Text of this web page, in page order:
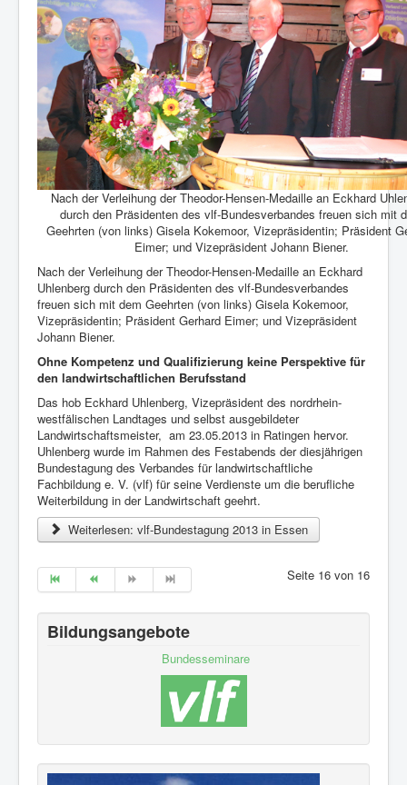
Nach der Verleihung der Theodor-Hensen-Medaille an Eckhard
durch den Präsidenten des vlf-Bundesverbandes freuen sich mit
Geehrten (von links) Gisela Kokemoor, Vizepräsidentin; Präsident
Eimer; und Vizepräsident Johann Biener.
Nach der Verleihung der Theodor-Hensen-Medaille an Eckhard
Uhlenberg durch den Präsidenten des vlf-Bundesverbandes
freuen sich mit dem Geehrten (von links) Gisela Kokemoor,
Vizepräsidentin; Präsident Gerhard Eimer; und Vizepräsident
Johann Biener.
Ohne Kompetenz und Qualifizierung keine Perspektive für
den landwirtschaftlichen Berufsstand
Das hob Eckhard Uhlenberg, Vizepräsident des nordrhein-
westfälischen Landtages und selbst ausgebildeter
Landwirtschaftsmeister, am 23.05.2013 in Ratingen hervor.
Uhlenberg wurde im Rahmen des Festabends der diesjährigen
Bundestagung des Verbandes für landwirtschaftliche
Fachbildung e. V. (vlf) für seine Verdienste um die berufliche
Weiterbildung in der Landwirtschaft geehrt.
Weiterlesen: vlf-Bundestagung 2013 in Essen
Seite 16 von 16
Bildungsangebote
Bundesseminare